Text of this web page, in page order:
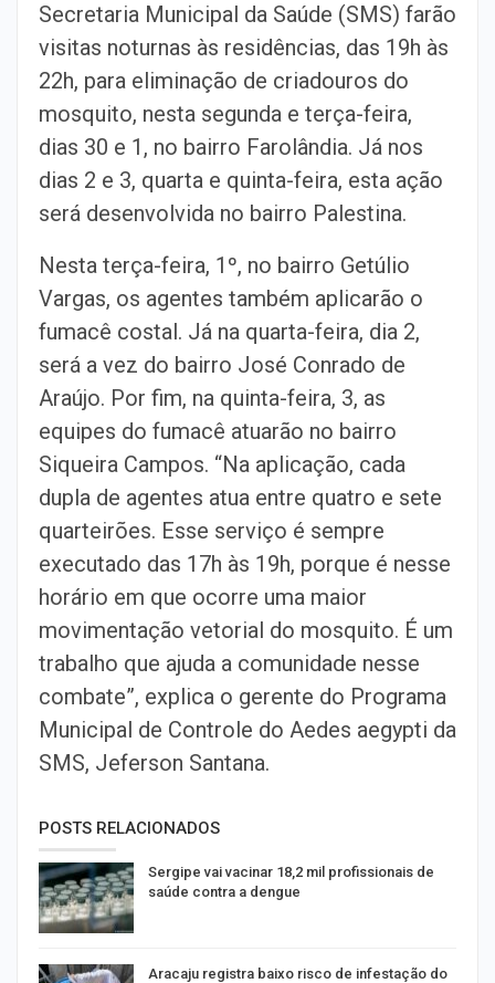
Secretaria Municipal da Saúde (SMS) farão
visitas noturnas às residências, das 19h às
22h, para eliminação de criadouros do
mosquito, nesta segunda e terça-feira,
dias 30 e 1, no bairro Farolândia. Já nos
dias 2 e 3, quarta e quinta-feira, esta ação
será desenvolvida no bairro Palestina.
Nesta terça-feira, 1º, no bairro Getúlio
Vargas, os agentes também aplicarão o
fumacê costal. Já na quarta-feira, dia 2,
será a vez do bairro José Conrado de
Araújo. Por fim, na quinta-feira, 3, as
equipes do fumacê atuarão no bairro
Siqueira Campos. “Na aplicação, cada
dupla de agentes atua entre quatro e sete
quarteirões. Esse serviço é sempre
executado das 17h às 19h, porque é nesse
horário em que ocorre uma maior
movimentação vetorial do mosquito. É um
trabalho que ajuda a comunidade nesse
combate”, explica o gerente do Programa
Municipal de Controle do Aedes aegypti da
SMS, Jeferson Santana.
POSTS RELACIONADOS
Sergipe vai vacinar 18,2 mil profissionais de
saúde contra a dengue
Aracaju registra baixo risco de infestação do